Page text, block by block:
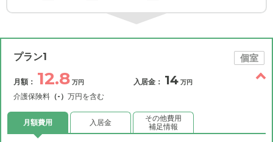
プラン1 個室
月額： 12.8 万円
介護保険料 （-） 万円を含む
入居金： 14 万円
月額費用 入居金
その他費用
補足情報